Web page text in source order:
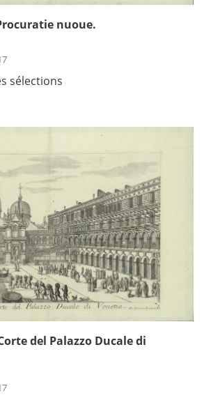
nuoue.
sélections
del Palazzo Ducale di